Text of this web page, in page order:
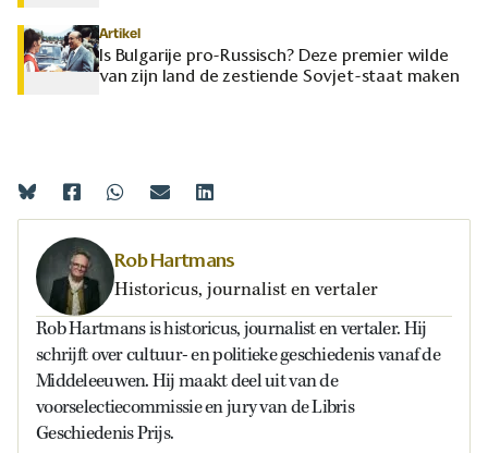
Artikel
Is Bulgarije pro-Russisch? Deze premier wilde
van zijn land de zestiende Sovjet-staat maken
Rob Hartmans
Historicus, journalist en vertaler
Rob Hartmans is historicus, journalist en vertaler. Hij
schrijft over cultuur- en politieke geschiedenis vanaf de
Middeleeuwen. Hij maakt deel uit van de
voorselectiecommissie en jury van de Libris
Geschiedenis Prijs.